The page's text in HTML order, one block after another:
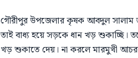
গৌরীপুর উপজেলার কৃষক আবদুল সালাম
তাই বাধ্য হয়ে সড়কে ধান খড়
খড় শুকাতে দেয়। না করলে মারমুখী